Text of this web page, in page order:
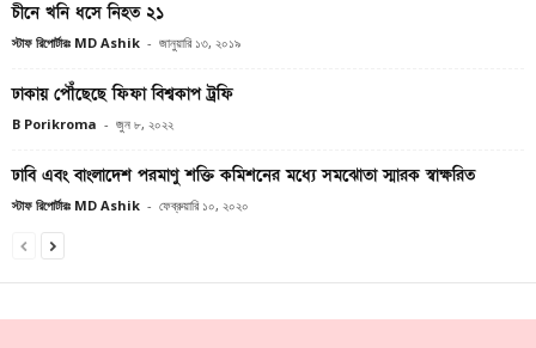
চীনে খনি ধসে নিহত ২১
স্টাফ রিপোর্টারঃ MD Ashik - জানুয়ারি ১৩, ২০১৯
ঢাকায় পৌঁছেছে ফিফা বিশ্বকাপ ট্রফি
B Porikroma - জুন ৮, ২০২২
ঢাবি এবং বাংলাদেশ পরমাণু শক্তি কমিশনের মধ্যে সমঝোতা স্মারক স্বাক্ষরিত
স্টাফ রিপোর্টারঃ MD Ashik - ফেব্রুয়ারি ১০, ২০২০